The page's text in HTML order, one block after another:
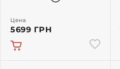
Цена
5699 ГРН